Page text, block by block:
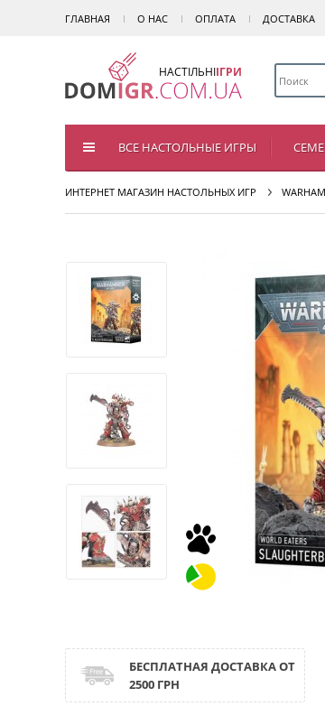
ГЛАВНАЯ О НАС ОПЛАТА ДОСТАВКА
НАСТІЛЬНІІГРИ
ВСЕ НАСТОЛЬНЫЕ ИГРЫ
ИНТЕРНЕТ МАГАЗИН НАСТОЛЬНЫХ ИГР
БЕСПЛАТНАЯ ДОСТАВКА ОТ
2500 ГРН